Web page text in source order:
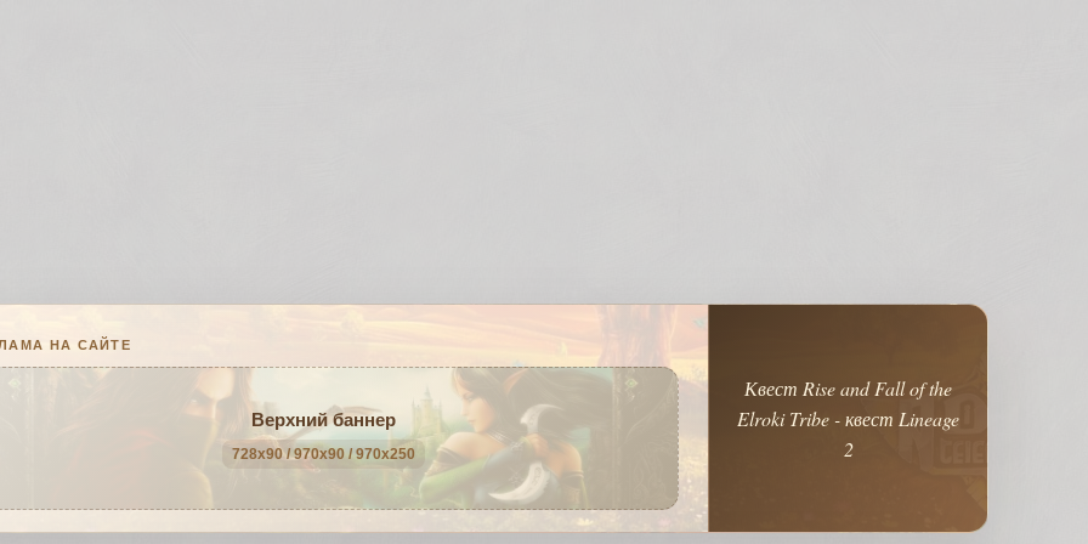
НА САЙТЕ
Верхний баннер
728x90 / 970x90 / 970x250
Квест Rise and Fall of the
Elroki Tribe - квест Lineage
2